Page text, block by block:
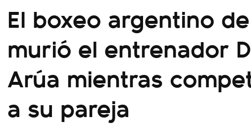
El boxeo argentino
murió el entrenador
Arúa mientras
a su pareja